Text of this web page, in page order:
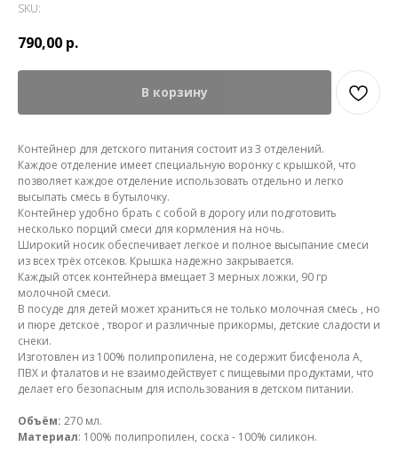
SKU:
790,00 р.
В корзину
Контейнер для детского питания состоит из 3 отделений.
Каждое отделение имеет специальную воронку с крышкой, что
позволяет каждое отделение использовать отдельно и легко
высыпать смесь в бутылочку.
Контейнер удобно брать с собой в дорогу или подготовить
несколько порций смеси для кормления на ночь.
Широкий носик обеспечивает легкое и полное высыпание смеси
из всех трёх отсеков. Крышка надежно закрывается.
Каждый отсек контейнера вмещает 3 мерных ложки, 90 гр
молочной смеси.
В посуде для детей может храниться не только молочная смесь , но
и пюре детское , творог и различные прикормы, детские сладости и
снеки.
Изготовлен из 100% полипропилена, не содержит бисфенола А,
ПВХ и фталатов и не взаимодействует с пищевыми продуктами, что
делает его безопасным для использования в детском питании.
Объём: 270 мл.
Материал: 100% полипропилен, соска - 100% силикон.